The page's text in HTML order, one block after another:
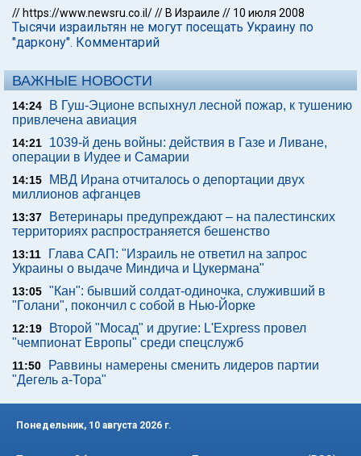
// https://www.newsru.co.il/// В Израиле // 10 июля 2008
Тысячи израильтян не могут посещать Украину по
"даркону". Комментарий
ВАЖНЫЕ НОВОСТИ
14:24
В Гуш-Эционе вспыхнул лесной пожар, к тушению
привлечена авиация
14:21
1039-й день войны: действия в Газе и Ливане,
операции в Иудее и Самарии
14:15
МВД Ирана отчиталось о депортации двух
миллионов афганцев
13:37
Ветеринары предупреждают – на палестинских
территориях распространяется бешенство
13:11
Глава САП: "Израиль не ответил на запрос
Украины о выдаче Миндича и Цукермана"
13:05 "Кан": бывший солдат-одиночка, служивший в
"Голани", покончил с собой в Нью-Йорке
12:19
Второй "Мосад" и другие: L'Express провел
"чемпионат Европы" среди спецслужб
11:50
Раввины намерены сменить лидеров партии
"Дегель а-Тора"
Понедельник, 10 августа 2026 г.